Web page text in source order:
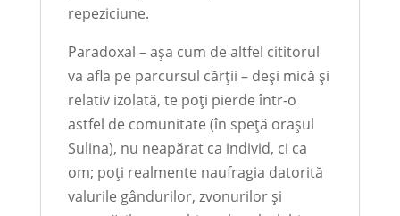
repeziciune.
Paradoxal – așa cum de altfel cititorul
va afla pe parcursul cărții – deși mică și
relativ izolată, te poți pierde într-o
astfel de comunitate (în speță orașul
Sulina), nu neapărat ca individ, ci ca
om; poți realmente naufragia datorită
valurile gândurilor, zvonurilor și